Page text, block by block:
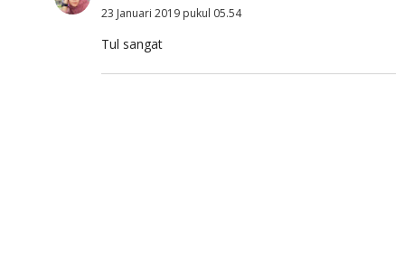
23 Januari 2019 pukul 05.54
Tul sangat